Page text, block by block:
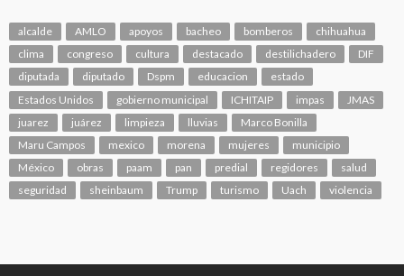
alcalde AMLO apoyos bacheo bomberos
chihuahua
clima
congreso cultura destacado destilichadero
DIF
diputada
diputado Dspm educacion
estado
Estados Unidos
gobierno municipal ICHITAIP impas
JMAS
juarez
juárez limpieza lluvias
Marco Bonilla
Maru Campos
mexico morena mujeres
municipio
México
obras paam pan predial regidores
salud
seguridad
sheinbaum Trump turismo Uach violencia